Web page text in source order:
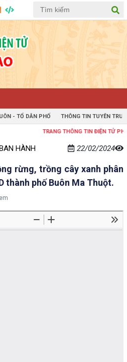
- TỔ DÂN PHỐ THÔNG TIN TUYÊN
TRANG THÔNG TIN ĐIỆN TỬ PHƯỜNG
HÀNH 22/02/2024
rừng, trồng cây xanh phân
thành phố Buôn Ma Thuột.